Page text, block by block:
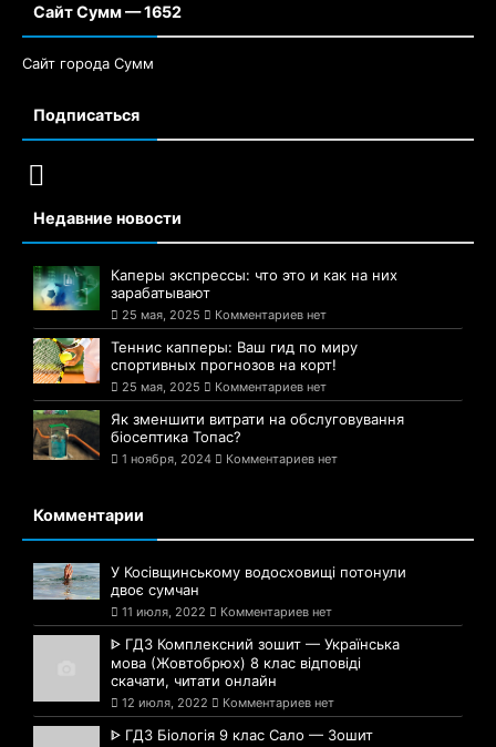
Сайт Сумм — 1652
Сайт города Сумм
Подписаться
Недавние новости
Каперы экспрессы: что это и как на них
зарабатывают
25 мая, 2025 Комментариев нет
Теннис капперы: Ваш гид по миру
спортивных прогнозов на корт!
25 мая, 2025 Комментариев нет
Як зменшити витрати на обслуговування
біосептика Топас?
1 ноября, 2024 Комментариев нет
Комментарии
У Косівщинському водосховищі потонули
двоє сумчан
11 июля, 2022 Комментариев нет
ᐈ ГДЗ Комплексний зошит — Українська
мова (Жовтобрюх) 8 клас відповіді
скачати, читати онлайн
12 июля, 2022 Комментариев нет
ᐈ ГДЗ Біологія 9 клас Сало — Зошит